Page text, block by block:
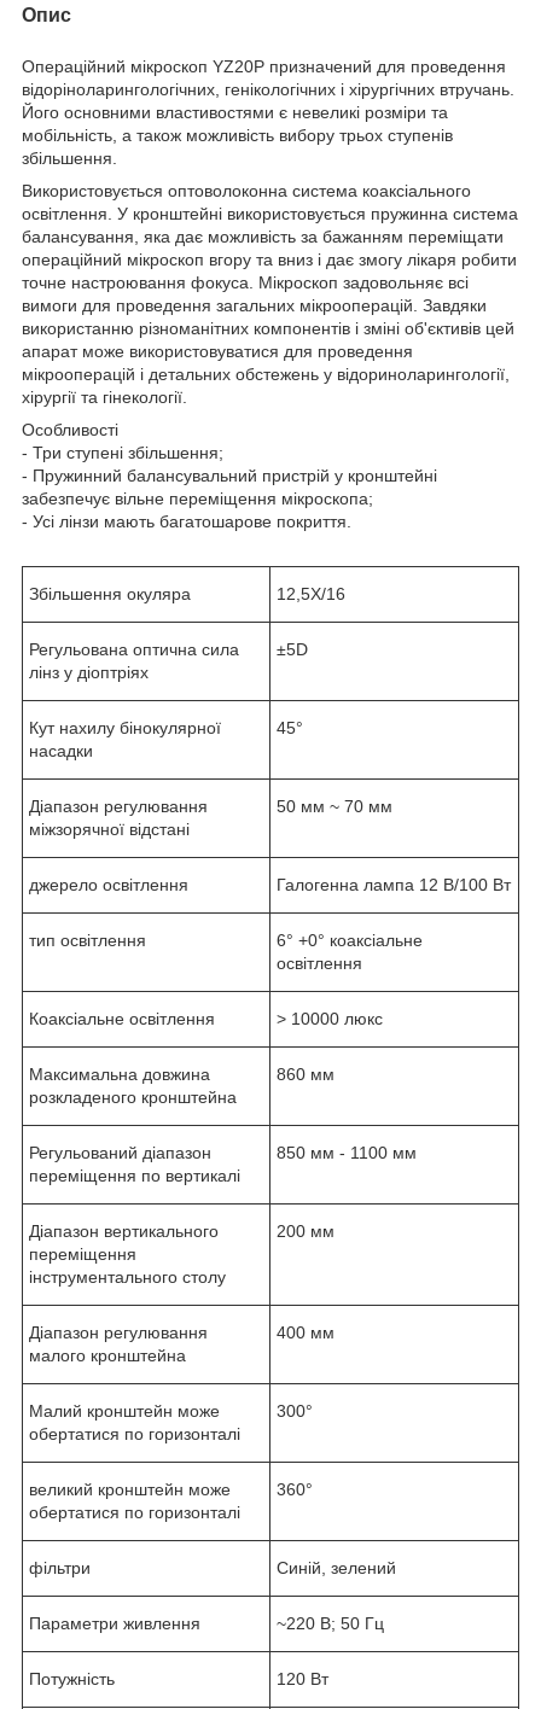
Опис
Операційний мікроскоп YZ20P призначений для проведення
відоріноларингологічних, генікологічних і хірургічних втручань.
Його основними властивостями є невеликі розміри та
мобільність, а також можливість вибору трьох ступенів
збільшення.
Використовується оптоволоконна система коаксіального
освітлення. У кронштейні використовується пружинна система
балансування, яка дає можливість за бажанням переміщати
операційний мікроскоп вгору та вниз і дає змогу лікаря робити
точне настроювання фокуса. Мікроскоп задовольняє всі
вимоги для проведення загальних мікрооперацій. Завдяки
використанню різноманітних компонентів і зміні об'єктивів цей
апарат може використовуватися для проведення
мікрооперацій і детальних обстежень у відориноларингології,
хірургії та гінекології.
Особливості
- Три ступені збільшення;
- Пружинний балансувальний пристрій у кронштейні
забезпечує вільне переміщення мікроскопа;
- Усі лінзи мають багатошарове покриття.
Збільшення окуляра 12,5X/16
Регульована оптична сила
лінз у діоптріях
±5D
Кут нахилу бінокулярної
насадки
45°
Діапазон регулювання
міжзорячної відстані
50 мм ~ 70 мм
джерело освітлення Галогенна лампа 12 В/100 Вт
тип освітлення
6° +0° коаксіальне
освітлення
Коаксіальне освітлення > 10000 люкс
Максимальна довжина
розкладеного кронштейна
860 мм
Регульований діапазон
переміщення по вертикалі
850 мм - 1100 мм
Діапазон вертикального
переміщення
інструментального столу
200 мм
Діапазон регулювання
малого кронштейна
400 мм
Малий кронштейн може
обертатися по горизонталі
300°
великий кронштейн може
обертатися по горизонталі
360°
фільтри Синій, зелений
Параметри живлення ~220 В; 50 Гц
Потужність 120 Вт